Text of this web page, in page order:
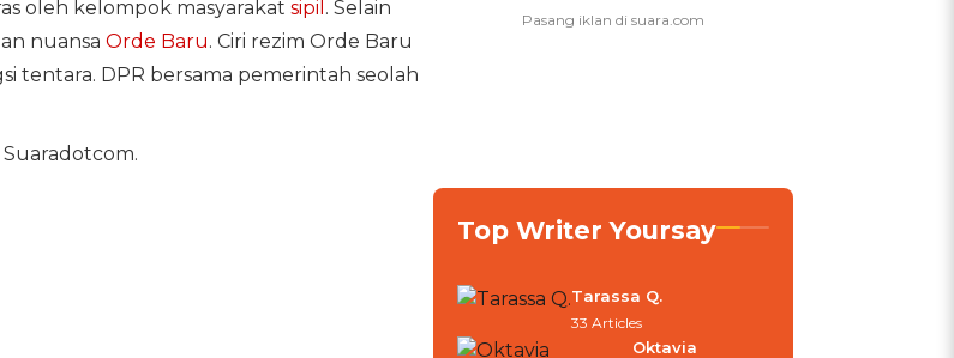
oleh kelompok masyarakat sipil . Selain
nuansa Orde Baru. Ciri rezim Orde Baru
tentara. DPR bersama pemerintah seolah
Top Writer Yoursay
Tarassa Q.
33 Articles
Oktavia